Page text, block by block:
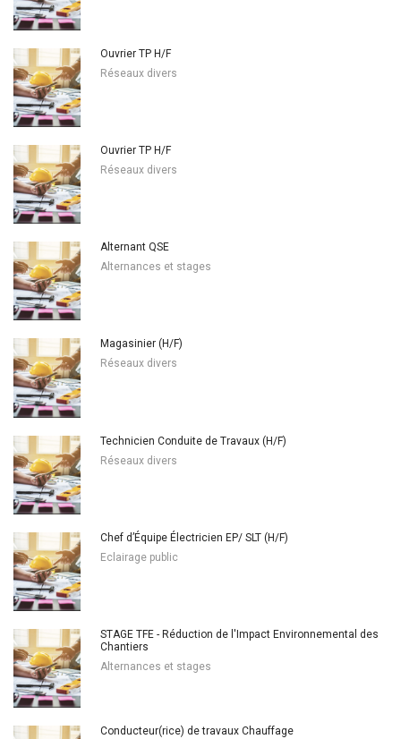
Ouvrier TP H/F
Réseaux divers
Ouvrier TP H/F
Réseaux divers
Alternant QSE
Alternances et stages
Magasinier (H/F)
Réseaux divers
Technicien Conduite de Travaux (H/F)
Réseaux divers
Chef d’Équipe Électricien EP/ SLT (H/F)
Eclairage public
STAGE TFE - Réduction de l'Impact Environnemental des
Chantiers
Alternances et stages
Conducteur(rice) de travaux Chauffage